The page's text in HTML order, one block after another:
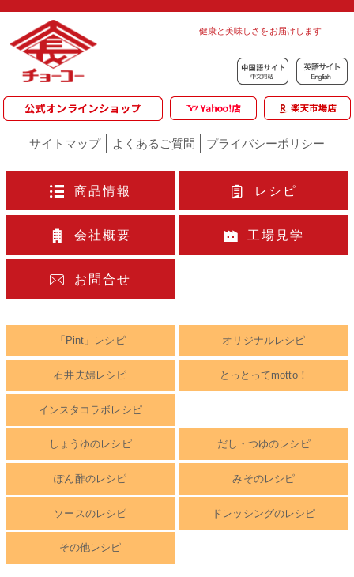
健康と美味しさをお届けします
サイトマップ よくあるご質問 プライバシーポリシー
商品情報 レシピ
会社概要 工場見学
お問合せ
「Pint」レシピ オリジナルレシピ
石井夫婦レシピ とっとってmotto！
インスタコラボレシピ
しょうゆのレシピ だし・つゆのレシピ
ぽん酢のレシピ みそのレシピ
ソースのレシピ ドレッシングのレシピ
その他レシピ